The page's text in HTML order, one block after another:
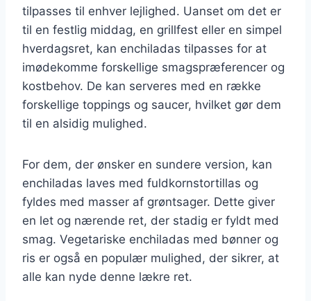
tilpasses til enhver lejlighed. Uanset om det er
til en festlig middag, en grillfest eller en simpel
hverdagsret, kan enchiladas tilpasses for at
imødekomme forskellige smagspræferencer og
kostbehov. De kan serveres med en række
forskellige toppings og saucer, hvilket gør dem
til en alsidig mulighed.
For dem, der ønsker en sundere version, kan
enchiladas laves med fuldkornstortillas og
fyldes med masser af grøntsager. Dette giver
en let og nærende ret, der stadig er fyldt med
smag. Vegetariske enchiladas med bønner og
ris er også en populær mulighed, der sikrer, at
alle kan nyde denne lækre ret.